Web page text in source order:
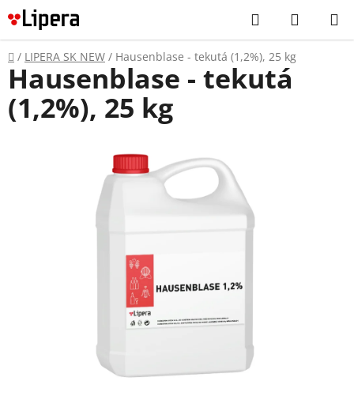
Prejsť
na
obsah
Hľadať
KOŠÍK
Domov
/ LIPERA SK NEW / Hausenblase - tekutá (1,2%), 25 kg
Hausenblase - tekutá
(1,2%), 25 kg